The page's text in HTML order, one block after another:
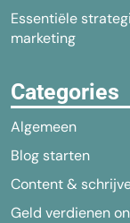
Essentiële
marketing
Categories
Algemeen
Blog starten
Content &
Geld verdienen